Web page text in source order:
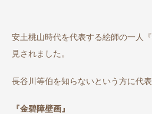
安土桃山時代を代表する絵師の一人
見されました。
長谷川等伯を知らないという方に代
『金碧障壁画』